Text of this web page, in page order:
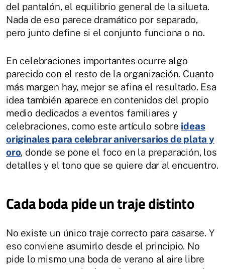
del pantalón, el equilibrio general de la silueta.
Nada de eso parece dramático por separado,
pero junto define si el conjunto funciona o no.
En celebraciones importantes ocurre algo
parecido con el resto de la organización. Cuanto
más margen hay, mejor se afina el resultado. Esa
idea también aparece en contenidos del propio
medio dedicados a eventos familiares y
celebraciones, como este artículo sobre ideas
originales para celebrar aniversarios de plata y
oro, donde se pone el foco en la preparación, los
detalles y el tono que se quiere dar al encuentro.
Cada boda pide un traje distinto
No existe un único traje correcto para casarse. Y
eso conviene asumirlo desde el principio. No
pide lo mismo una boda de verano al aire libre